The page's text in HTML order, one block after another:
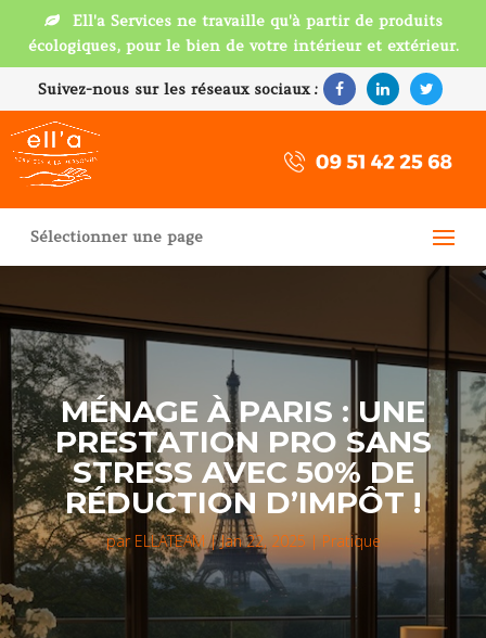
Ell'a Services ne travaille qu'à partir de produits
écologiques, pour le bien de votre intérieur et extérieur.
Suivez-nous sur les réseaux sociaux :
Sélectionner une page
MÉNAGE À PARIS : UNE
PRESTATION PRO SANS
STRESS AVEC 50% DE
RÉDUCTION D’IMPÔT !
par ELLATEAM |Jan 22, 2025 | Pratique